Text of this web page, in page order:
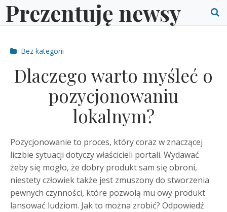
Skip
toPrezentuję newsy
Post
Bez kategorii
Dlaczego warto myśleć o
pozycjonowaniu
lokalnym?
Pozycjonowanie to proces, który coraz w znaczącej
liczbie sytuacji dotyczy właścicieli portali. Wydawać
żeby się mogło, że dobry produkt sam się obroni,
niestety człowiek także jest zmuszony do stworzenia
pewnych czynności, które pozwolą mu owy produkt
lansować ludziom. Jak to można zrobić? Odpowiedź